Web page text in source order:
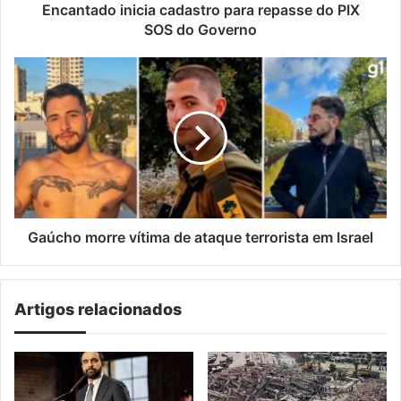
Encantado inicia cadastro para repasse do PIX
SOS do Governo
Gaúcho
morre
vítima
de
ataque
terrorista em Israel
Gaúcho morre vítima de ataque terrorista em Israel
Artigos relacionados